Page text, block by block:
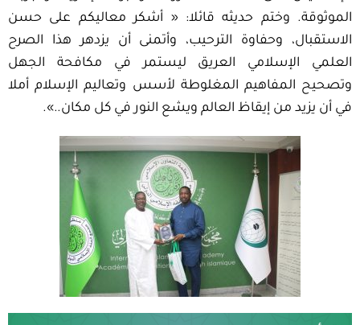
الموثوقة. وختم حديثه قائلا: « أشكر معاليكم على حسن
الاستقبال، وحفاوة الترحيب، وأتمنى أن يزدهر هذا الصرح
العلمي الإسلامي العريق ليستمر في مكافحة الجهل
وتصحيح المفاهيم المغلوطة لأسس وتعاليم الإسلام أملا
في أن يزيد من إيقاظ العالم ويشع النور في كل مكان..».